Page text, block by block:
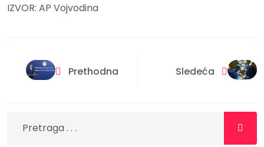
IZVOR: AP Vojvodina
Prethodna Sledeća